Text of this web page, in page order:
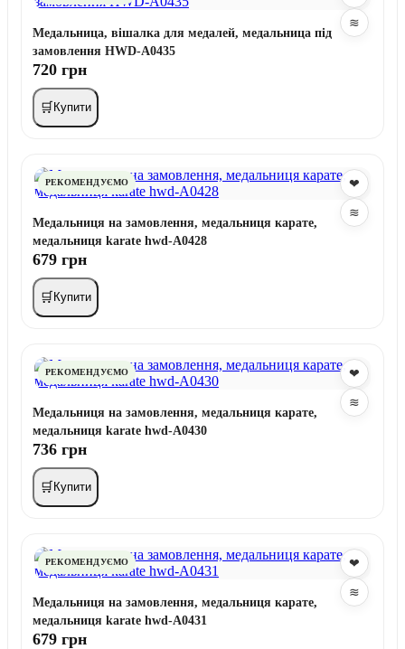
≋
Медальница, вішалка для медалей, медальница під
замовлення HWD-A0435
720 грн
🛒 Купити
РЕКОМЕНДУЄМО
❤
≋
Медальниця на замовлення, медальниця карате,
медальниця karate hwd-A0428
679 грн
🛒 Купити
РЕКОМЕНДУЄМО
❤
≋
Медальниця на замовлення, медальниця карате,
медальниця karate hwd-A0430
736 грн
🛒 Купити
РЕКОМЕНДУЄМО
❤
≋
Медальниця на замовлення, медальниця карате,
медальниця karate hwd-A0431
679 грн